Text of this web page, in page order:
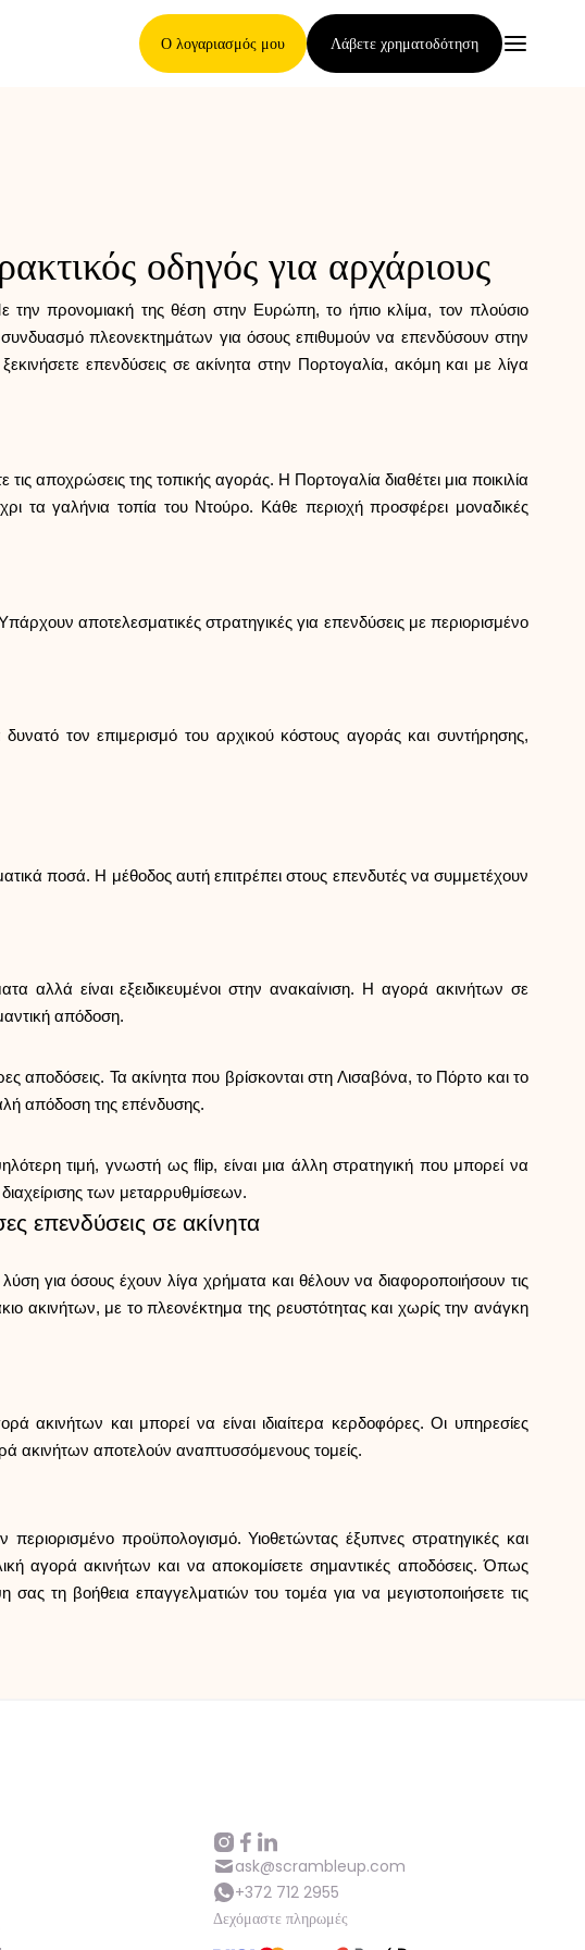
Ο λογαριασμός μου Λάβετε χρηματοδότηση
Όροι ανάθεσης απαιτήσεων
Επιλογή μάρκας
Επικοινωνήστε μαζί μας
Βοήθεια
ask@scrambleup.com +372 712 2955
οδηγός για αρχάριους
την προνομιακή της θέση στην Ευρώπη, το ήπιο κλίμα, τον πλούσιο
πλεονεκτημάτων για όσους επιθυμούν να επενδύσουν στην
επενδύσεις σε ακίνητα στην Πορτογαλία, ακόμη και με λίγα
αποχρώσεις της τοπικής αγοράς. Η Πορτογαλία διαθέτει μια ποικιλία
τα γαλήνια τοπία του Ντούρο. Κάθε περιοχή προσφέρει μοναδικές
αποτελεσματικές στρατηγικές για επενδύσεις με περιορισμένο
τον επιμερισμό του αρχικού κόστους αγοράς και συντήρησης,
ποσά. Η μέθοδος αυτή επιτρέπει στους επενδυτές να συμμετέχουν
αλλά είναι εξειδικευμένοι στην ανακαίνιση. Η αγορά ακινήτων σε
απόδοση.
αποδόσεις. Τα ακίνητα που βρίσκονται στη Λισαβόνα, το Πόρτο και το
απόδοση της επένδυσης.
τιμή, γνωστή ως flip, είναι μια άλλη στρατηγική που μπορεί να
των μεταρρυθμίσεων.
επενδύσεις σε ακίνητα
για όσους έχουν λίγα χρήματα και θέλουν να διαφοροποιήσουν τις
ακινήτων, με το πλεονέκτημα της ρευστότητας και χωρίς την ανάγκη
ακινήτων και μπορεί να είναι ιδιαίτερα κερδοφόρες. Οι υπηρεσίες
ακινήτων αποτελούν αναπτυσσόμενους τομείς.
προϋπολογισμό. Υιοθετώντας έξυπνες στρατηγικές και
αγορά ακινήτων και να αποκομίσετε σημαντικές αποδόσεις. Όπως
τη βοήθεια επαγγελματιών του τομέα για να μεγιστοποιήσετε τις
ask@scrambleup.com
+372 712 2955
Δεχόμαστε πληρωμές